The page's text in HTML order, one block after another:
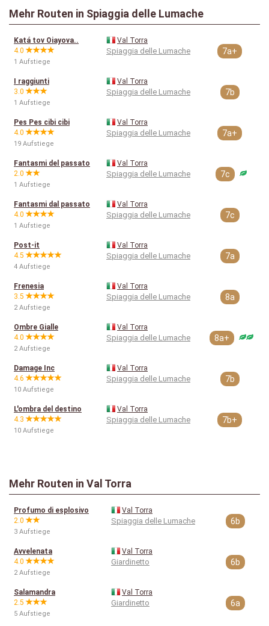
Mehr Routen in Spiaggia delle Lumache
Katá tov Oiayova..
4.0
1 Aufstiege
Val Torra
Spiaggia delle Lumache 7a+
I raggiunti
3.0
1 Aufstiege
Val Torra
Spiaggia delle Lumache 7b
Pes Pes cibi cibi
4.0
19 Aufstiege
Val Torra
Spiaggia delle Lumache 7a+
Fantasmi del passato
2.0
1 Aufstiege
Val Torra
Spiaggia delle Lumache 7c
Fantasmi dal passato
4.0
1 Aufstiege
Val Torra
Spiaggia delle Lumache 7c
Post-it
4.5
4 Aufstiege
Val Torra
Spiaggia delle Lumache 7a
Frenesia
3.5
2 Aufstiege
Val Torra
Spiaggia delle Lumache 8a
Ombre Gialle
4.0
2 Aufstiege
Val Torra
Spiaggia delle Lumache 8a+
Damage Inc
4.6
10 Aufstiege
Val Torra
Spiaggia delle Lumache 7b
L'ombra del destino
4.3
10 Aufstiege
Val Torra
Spiaggia delle Lumache 7b+
Mehr Routen in Val Torra
Profumo di esplosivo
2.0
3 Aufstiege
Val Torra
Spiaggia delle Lumache 6b
Avvelenata
4.0
2 Aufstiege
Val Torra
Giardinetto 6b
Salamandra
2.5
5 Aufstiege
Val Torra
Giardinetto 6a